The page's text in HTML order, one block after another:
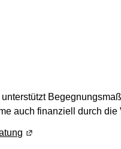
in einem neuen Fenster
neuen Fenster geöffnet)
auch finanziell durch
(Wird in einem neuen